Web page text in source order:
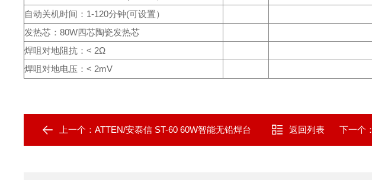
自动关机时间：1-120分钟(可设置）
发热芯：80W四芯陶瓷发热芯
焊咀对地阻抗：< 2Ω
焊咀对地电压：< 2mV
上一个： ATTEN/安泰信 ST-60 60W智能无铅焊台 返回列表 下一个：